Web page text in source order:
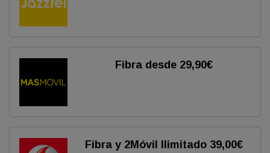
Fibra desde 29,90€
Fibra y 2Móvil Ilimitado 39,00€